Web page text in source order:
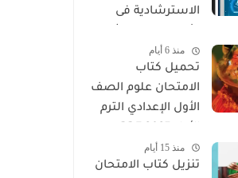
الاسترشادية فى
الثانوي 2026
منذ 6 أيام
تحميل كتاب
الامتحان علوم الصف
الأول الإعدادي الترم
(النسخة الجديدة)
منذ 15 أيام
تنزيل كتاب الامتحان